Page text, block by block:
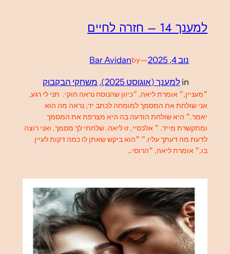
למענך 14 – חזרה לחיים
נוב 4, 2025 —
by
Bar Avidan
in למענך (אוגוסט 2025) , משחקי הבקבוק
״מעניין,״ אומרת ליאה, ״כיוון שהנוסח נראה חוקי. תני לי רגע,
אני שולחת את המסמך למומחה לכתב יד, נראה מה הוא
יאמר.״ היא שולחת הודעה בה היא מצרפת את המסמך
ומתקשרת מייד. ״ אלכסיי, זו ליאה. שלחתי לך מסמך, ואני רוצה
לדעת מה דעתך עליו.״ ״הוא ביקש שאתן לו כמה דקות לעיין
בו,״ אומרת ליאה, ״הרוסי…